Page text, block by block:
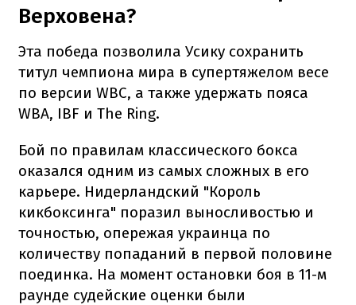
Верховена?
Эта победа позволила Усику сохранить
титул чемпиона мира в супертяжелом весе
по версии WBC, а также удержать пояса
WBA, IBF и The Ring.
Бой по правилам классического бокса
оказался одним из самых сложных в его
карьере. Нидерландский "Король
кикбоксинга" поразил выносливостью и
точностью, опережая украинца по
количеству попаданий в первой половине
поединка. На момент остановки боя в 11-м
раунде судейские оценки были